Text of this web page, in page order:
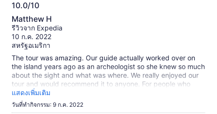
10.0/10
10.0
จาก
10
Matthew H
รีวิวจาก Expedia
10 ก.ค. 2022
สหรัฐอเมริกา
The tour was amazing. Our guide actually worked over on
the island years ago as an archeologist so she knew so much
about the sight and what was where. We really enjoyed our
tour and would recommend it to anyone. For people who
have a little more difficulty walking this tour was not bad.
They had transportation by boat to the island and most of
แสดงเพิ่มเติม
วันที่ทำกิจกรรม: 9 ก.ค. 2022